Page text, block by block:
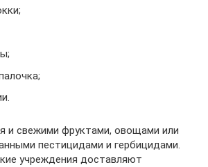
и свежими фруктами, овощами или
пестицидами и гербицидами.
учреждения доставляют